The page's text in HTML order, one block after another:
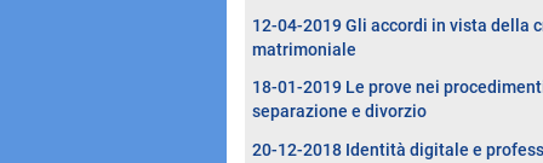
12-04-2019 Gli accordi in vista della
matrimoniale
18-01-2019 Le prove nei
separazione e divorzio
20-12-2018 Identità digitale e